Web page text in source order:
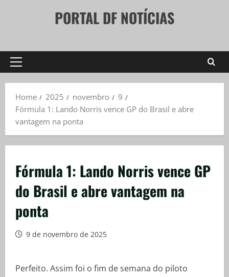
PORTAL DF NOTÍCIAS
Primary
Home
2025 novembro
9
Fórmula 1: Lando Norris vence GP do Brasil e abre
vantagem na ponta
Fórmula 1: Lando Norris vence GP
do Brasil e abre vantagem na
ponta
9 de novembro de 2025
Perfeito. Assim foi o fim de semana do piloto